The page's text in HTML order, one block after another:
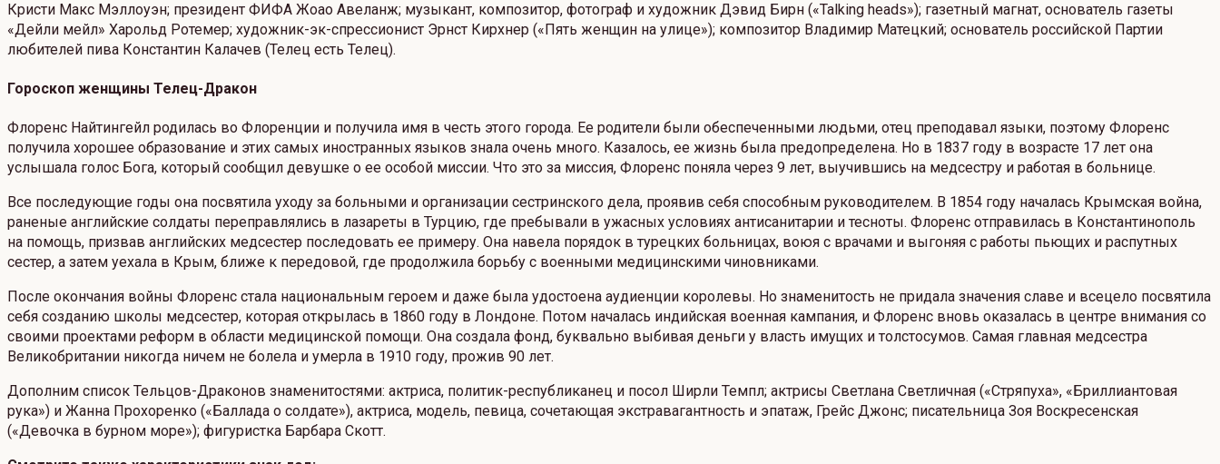
Кристи Макс Мэллоуэн; президент ФИФА Жоао Авеланж; музыкант, композитор, фотограф и художник Дэвид Бирн («Talking heads»); газетный магнат, основатель газеты
«Дейли мейл» Харольд Ротемер; художник-эк-спрессионист Эрнст Кирхнер («Пять женщин на улице»); композитор Владимир Матецкий; основатель российской Партии
любителей пива Константин Калачев (Телец есть Телец).
Гороскоп женщины Телец-Дракон
Флоренс Найтингейл родилась во Флоренции и получила имя в честь этого города. Ее родители были обеспеченными людьми, отец преподавал языки, поэтому Флоренс
получила хорошее образование и этих самых иностранных языков знала очень много. Казалось, ее жизнь была предопределена. Но в 1837 году в возрасте 17 лет она
услышала голос Бога, который сообщил девушке о ее особой миссии. Что это за миссия, Флоренс поняла через 9 лет, выучившись на медсестру и работая в больнице.
Все последующие годы она посвятила уходу за больными и организации сестринского дела, проявив себя способным руководителем. В 1854 году началась Крымская война,
раненые английские солдаты переправлялись в лазареты в Турцию, где пребывали в ужасных условиях антисанитарии и тесноты. Флоренс отправилась в Константинополь
на помощь, призвав английских медсестер последовать ее примеру. Она навела порядок в турецких больницах, воюя с врачами и выгоняя с работы пьющих и распутных
сестер, а затем уехала в Крым, ближе к передовой, где продолжила борьбу с военными медицинскими чиновниками.
После окончания войны Флоренс стала национальным героем и даже была удостоена аудиенции королевы. Но знаменитость не придала значения славе и всецело посвятила
себя созданию школы медсестер, которая открылась в 1860 году в Лондоне. Потом началась индийская военная кампания, и Флоренс вновь оказалась в центре внимания со
своими проектами реформ в области медицинской помощи. Она создала фонд, буквально выбивая деньги у власть имущих и толстосумов. Самая главная медсестра
Великобритании никогда ничем не болела и умерла в 1910 году, прожив 90 лет.
Дополним список Тельцов-Драконов знаменитостями: актриса, политик-республиканец и посол Ширли Темпл; актрисы Светлана Светличная («Стряпуха», «Бриллиантовая
рука») и Жанна Прохоренко («Баллада о солдате»), актриса, модель, певица, сочетающая экстравагантность и эпатаж, Грейс Джонс; писательница Зоя Воскресенская
(«Девочка в бурном море»); фигуристка Барбара Скотт.